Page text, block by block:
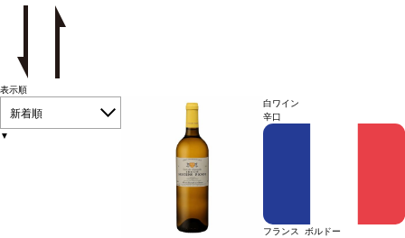
表示順
新着順
▼
白ワイン
辛口
フランス ボルドー